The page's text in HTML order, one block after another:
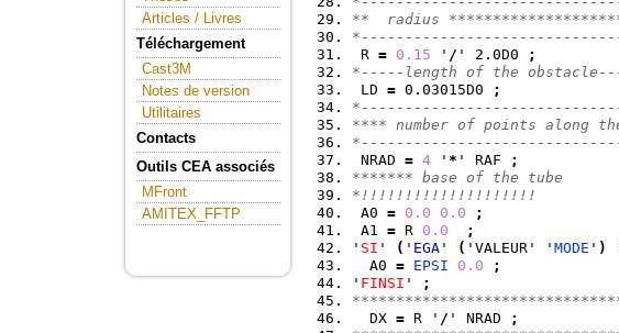
Articles / Livres
Téléchargement
Cast3M
Notes de version
Utilitaires
Contacts
Outils CEA associés
MFront
AMITEX_FFTP
**  radius
R = 0.15 ' / ' 2.0D0
;
*-----length of the
LD = 0.03015D0
;
**** number of points along
NRAD = 4 ' * ' RAF
;
******* base of the tube
*!!!!!!!!!!!!!!!!!!!!
A0 = 0.0 0.0
;
A1 = R 0.0
;
' SI ' ( ' EGA ' ( 'VALEUR' ' MODE ' )
  A0
= EPSI 0.0
;
' FINSI '
;
  DX
= R ' / ' NRAD
;